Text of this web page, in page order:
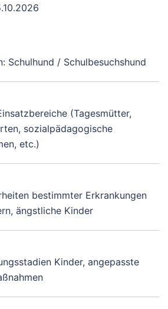
Schulhund / Schulbesuchshund
(Tagesmütter,
sozialpädagogische
etc.)
bestimmter Erkrankungen
ängstliche Kinder
Kinder, angepasste